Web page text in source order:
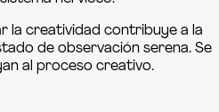
la creatividad contribuye a la
de observación serena. Se
al proceso creativo.